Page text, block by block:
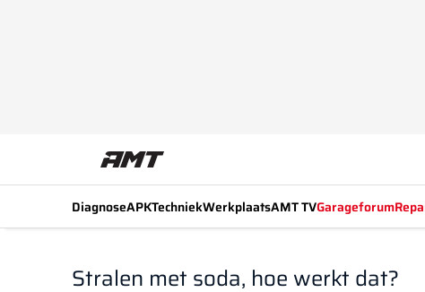
DiagnoseAPKTechniekWerkplaatsAMT TVGarageforum
Stralen met soda, hoe werkt dat?